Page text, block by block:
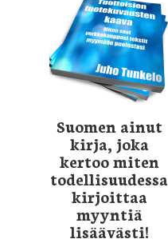
Suomen ainut
kirja, joka
kertoo miten
todellisuudessa
kirjoittaa
myyntiä
lisäävästi!